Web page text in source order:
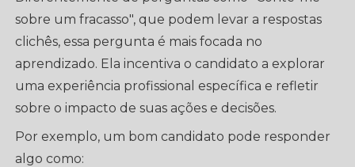
sobre um fracasso", que podem levar a respostas
clichês, essa pergunta é mais focada no
aprendizado. Ela incentiva o candidato a explorar
uma experiência profissional específica e refletir
sobre o impacto de suas ações e decisões.
Por exemplo, um bom candidato pode responder
algo como: